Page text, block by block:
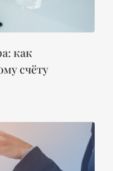
как
счёту